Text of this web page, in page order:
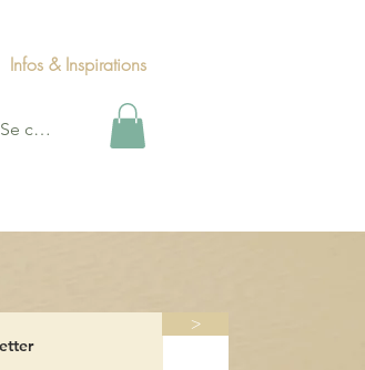
Infos & Inspirations
Se connecter
>